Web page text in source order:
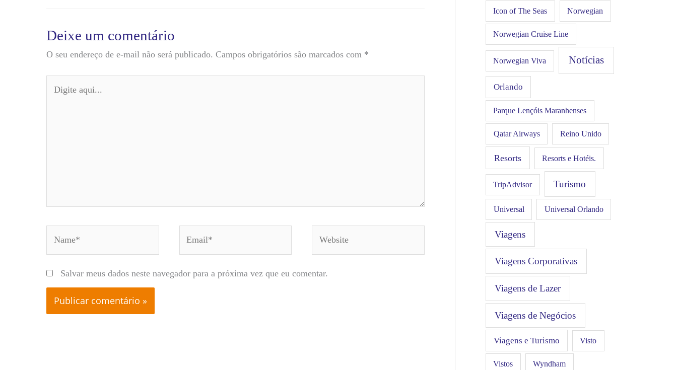
Deixe um comentário
O seu endereço de e-mail não será publicado. Campos obrigatórios são marcados com *
aqui...
Salvar meus dados neste navegador para a próxima vez que eu comentar.
Icon of The Seas Norwegian
Norwegian Cruise Line
Norwegian Viva Notícias
Orlando
Parque Lençóis Maranhenses
Qatar Airways Reino Unido
Resorts Resorts e Hotéis.
TripAdvisor Turismo
Universal Universal Orlando
Viagens
Viagens Corporativas
Viagens de Lazer
Viagens de Negócios
Viagens e Turismo Visto
Vistos Wyndham